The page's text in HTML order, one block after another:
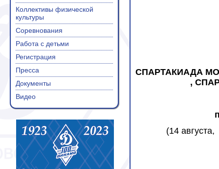
Коллективы физической
культуры
Соревнования
Работа с детьми
Регистрация
Пресса
Документы
Видео
СПАРТАКИАДА
,
(14